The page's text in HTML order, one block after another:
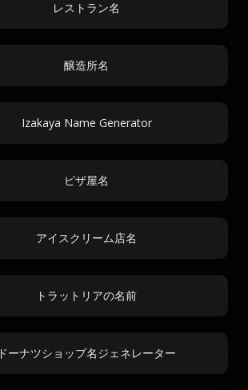
レストラン名
醸造所名
Izakaya Name Generator
ピザ屋名
アイスクリーム店名
トラットリアの名前
ドーナツショップ名ジェネレーター